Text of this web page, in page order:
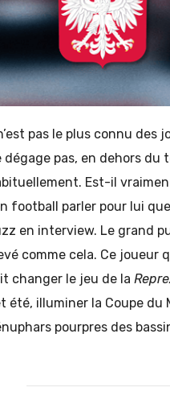
pas le plus connu des
dégage pas, en dehors du
Est-il
football parler pour lui
en interview. Le grand
comme cela. Ce joueur
changer le jeu de la
été, illuminer la Coupe du
pourpres des